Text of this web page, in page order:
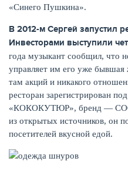
«Синего Пушкина».
В 2012-м Сергей запустил
Инвесторами выступили
года музыкант сообщил, что
управляет им его уже
там акций и никакого
ресторан зарегистрирован
«КОКОКУТЮР», бренд —
из открытых источников, он
посетителей вкусной едой.